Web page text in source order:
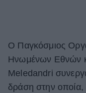
Cooking
Green
Ο Παγκόσμιος
Ηνωμένων Εθνών
Meledandri
δράση στην